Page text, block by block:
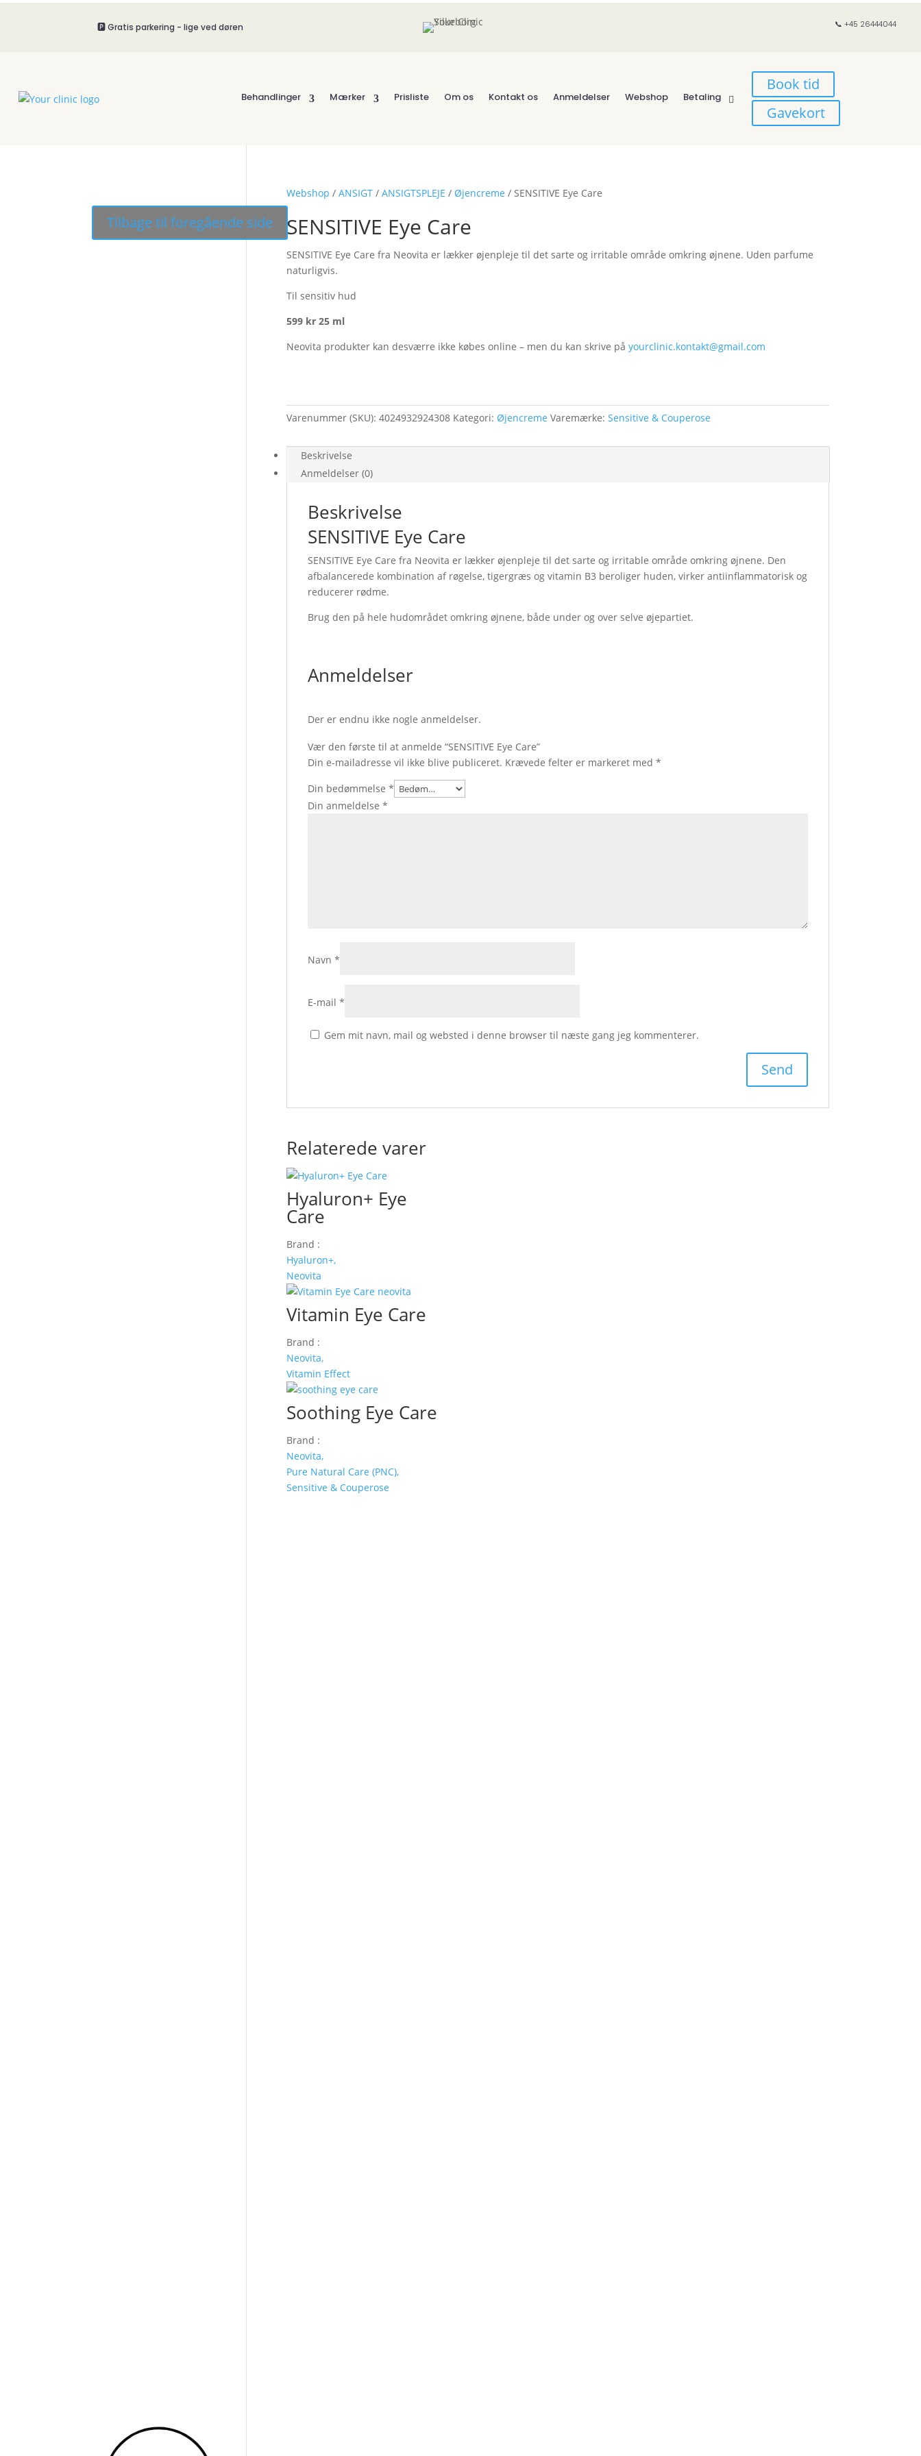
🅿️ Gratis parkering - lige ved døren 📞 +45 26444044
Behandlinger Mærker Prisliste Om os Kontakt os Anmeldelser Webshop Betaling
Book tid
Gavekort
Webshop / ANSIGT/ ANSIGTSPLEJE / Øjencreme / SENSITIVE Eye Care
SENSITIVE Eye Care
SENSITIVE Eye Care fra Neovita er lækker øjenpleje til det sarte og irritable område omkring øjnene. Uden parfume
naturligvis.
Til sensitiv hud
599 kr 25 ml
Neovita produkter kan desværre ikke købes online – men du kan skrive på yourclinic.kontakt@gmail.com
Varenummer (SKU): 4024932924308 Kategori: Øjencreme Varemærke: Sensitive & Couperose
Beskrivelse
Anmeldelser (0)
Beskrivelse
SENSITIVE Eye Care
SENSITIVE Eye Care fra Neovita er lækker øjenpleje til det sarte og irritable område omkring øjnene. Den
afbalancerede kombination af røgelse, tigergræs og vitamin B3 beroliger huden, virker antiinflammatorisk og
reducerer rødme.
Brug den på hele hudområdet omkring øjnene, både under og over selve øjepartiet.
Anmeldelser
Der er endnu ikke nogle anmeldelser.
Vær den første til at anmelde “SENSITIVE Eye Care”
Din e-mailadresse vil ikke blive publiceret. Krævede felter er markeret med *
Din bedømmelse *
Din anmeldelse *
Navn *
E-mail *
Gem mit navn, mail og websted i denne browser til næste gang jeg kommenterer.
Relaterede varer
Hyaluron+ Eye
Care
Brand :
Hyaluron+,
Neovita
Vitamin Eye Care
Brand :
Neovita,
Vitamin Effect
Soothing Eye Care
Brand :
Neovita,
Pure Natural Care (PNC),
Sensitive & Couperose